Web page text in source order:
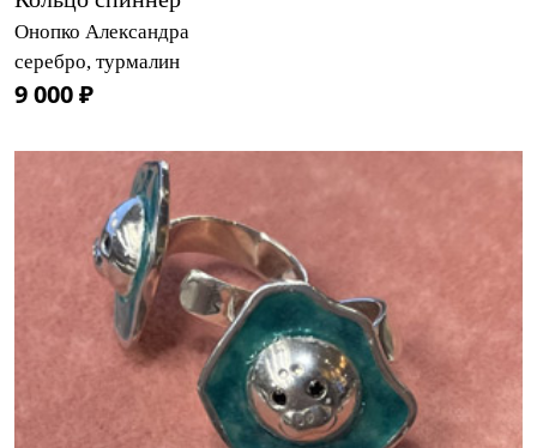
Онопко Александра
серебро, турмалин
9 000 ₽